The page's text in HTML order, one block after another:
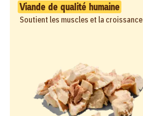
Viande de qualité humaine
Soutient les muscles et la croissance